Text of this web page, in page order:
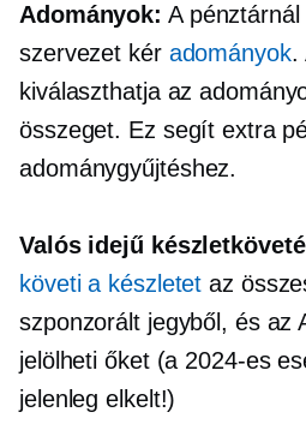
Adományok: A
szervezet kér adományok.
kiválaszthatja az
összeget. Ez segít extra
adománygyűjtéshez.
Valós idejű
követi a készletet az
szponzorált jegyből, és az
jelölheti őket (a 2024-es
jelenleg elkelt!)